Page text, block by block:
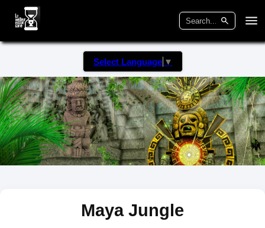
Select Language ▼
Maya Jungle